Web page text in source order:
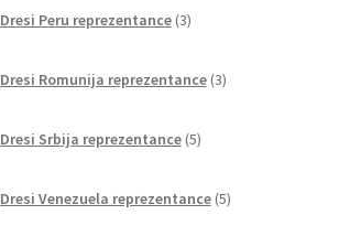
Dresi Peru reprezentance 3izdelki
Dresi Romunija reprezentance 3izdelki
Dresi Srbija reprezentance 5izdelkov
Dresi Venezuela reprezentance 5izdelkov